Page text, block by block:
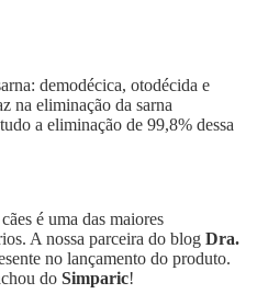
demodécica, otodécida e
na eliminação da sarna
a eliminação de 99,8% dessa
é uma das maiores
A nossa parceira do blog Dra.
no lançamento do produto.
do Simparic!